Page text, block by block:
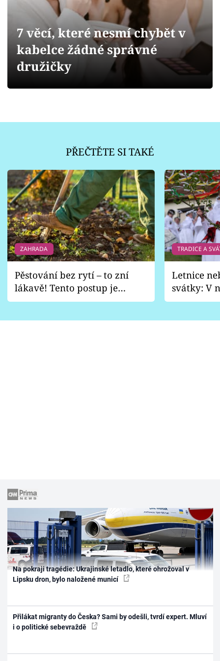
Přihlášení
Sledujte nás
7 věcí, které nesmí chybět v
kabelce žádné správné
družičky
PŘEČTĚTE SI TAKÉ
ZAHRADA
Pěstování bez rytí – to zní
lákavě! Tento postup je
vhodný jen pro některé
TRADICE A
Letnice
svátky: V
pondělí
Na pokraji tragédie: Ukrajinské letadlo, které ohrožoval v
Lipsku dron, bylo naložené municí
Přilákat migranty do Česka? Sami by odešli, tvrdí expert. Mluví
i o politické sebevraždě